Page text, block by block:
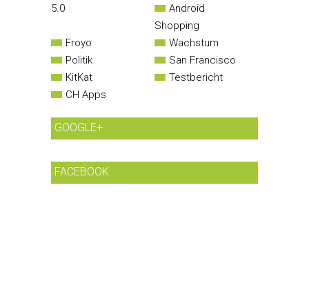
5.0
Android
Shopping
Froyo
Wachstum
Politik
San Francisco
KitKat
Testbericht
CH Apps
GOOGLE+
FACEBOOK